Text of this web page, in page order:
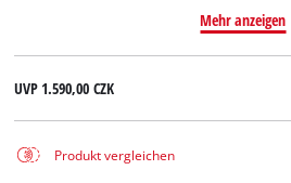
Mehr anzeigen
UVP1.590,00 CZK
Produkt vergleichen